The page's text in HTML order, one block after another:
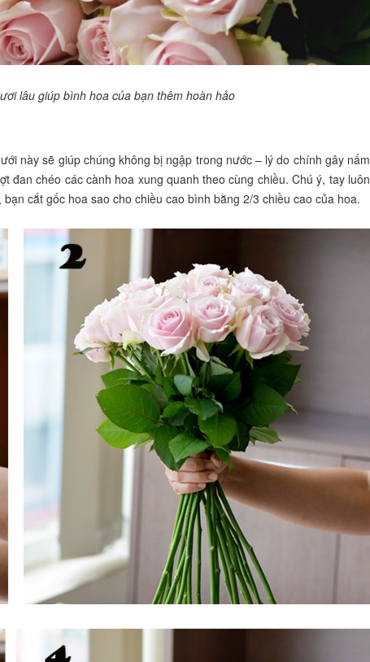
lâu giúp bình hoa của bạn thêm hoàn hảo
này sẽ giúp chúng không bị ngập trong nước – lý do chính gây nấm
chéo các cành hoa xung quanh theo cùng chiều. Chú ý, tay luôn
cắt gốc hoa sao cho chiều cao bình bằng 2/3 chiều cao của hoa.